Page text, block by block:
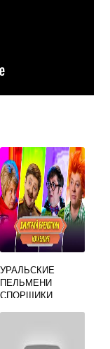
УРАЛЬСКИЕ
ПЕЛЬМЕНИ
СПОРЩИКИ